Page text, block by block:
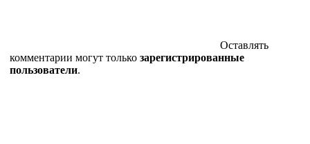
Оставлять
комментарии могут только зарегистрированные
пользователи.